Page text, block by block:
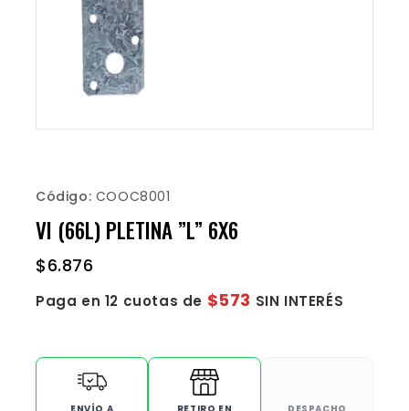
Código: COOC8001
VI (66L) PLETINA ”L” 6X6
$6.876
Paga en 12 cuotas de $573 SIN INTERÉS